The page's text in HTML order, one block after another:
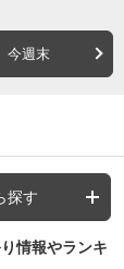
今週末
探す
情報やランキ